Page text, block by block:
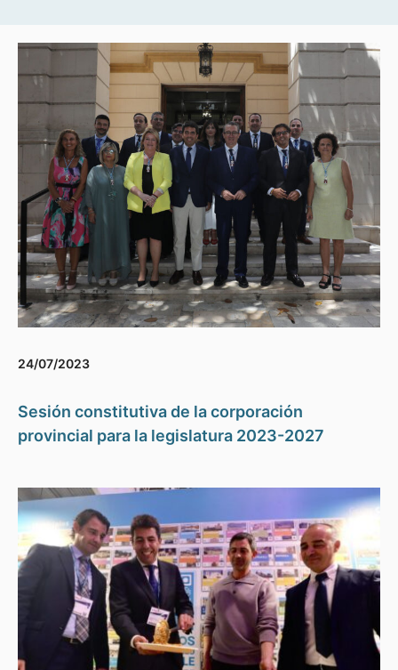
24/07/2023
Sesión constitutiva de la corporación
provincial para la legislatura 2023-2027